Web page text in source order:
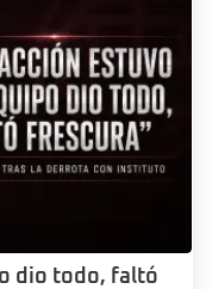
dio todo, faltó